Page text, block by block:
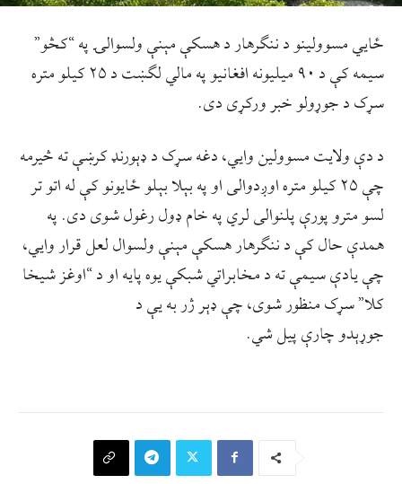
ځايي مسوولينو د ننګرهار د هسکې مېنې ولسوالۍ په “کڅو”
سيمه کې د ۹۰ ميليونه افغانيو په مالي لګښت د ۲۵ کيلو متره
سړک د جوړولو خبر ورکړی دی.
د دې ولايت مسوولين وايي، دغه سړک د ډېورنډ کرښې ته څيرمه
چې ۲۵ کيلو متره اوږدوالی او په بېلا بېلو ځايونو کې له اتو تر
لسو مترو پورې پلنوالی لري په خام ډول رغول شوی دی. په
همدې حال کې د ننګرهار هسکې مېنې ولسوال لعل قرار وايي،
چې يادې سيمې ته د مخابراتي شبکې يوه پايه او د “اوغز شيخا
کلا” سړک منظور شوی، چې ډېر ژر به يې د
جوړېدو چارې پيل شي.